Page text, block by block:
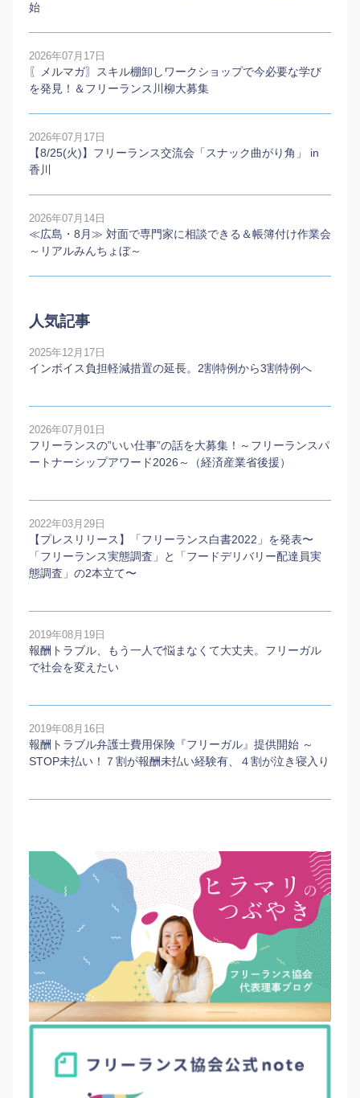
始
2026年07月17日
〖メルマガ〗スキル棚卸しワークショップで今必要な学び
を発見！＆フリーランス川柳大募集
2026年07月17日
【8/25(火)】フリーランス交流会「スナック曲がり角」 in
香川
2026年07月14日
≪広島・8月≫ 対面で専門家に相談できる＆帳簿付け作業会
～リアルみんちょぼ～
人気記事
2025年12月17日
インボイス負担軽減措置の延長。2割特例から3割特例へ
2026年07月01日
フリーランスの”いい仕事”の話を大募集！～フリーランスパ
ートナーシップアワード2026～（経済産業省後援）
2022年03月29日
【プレスリリース】「フリーランス白書2022」を発表〜
「フリーランス実態調査」と「フードデリバリー配達員実
態調査」の2本⽴て〜
2019年08月19日
報酬トラブル、もう一人で悩まなくて大丈夫。フリーガル
で社会を変えたい
2019年08月16日
報酬トラブル弁護士費用保険『フリーガル』提供開始 ～
STOP未払い！７割が報酬未払い経験有、４割が泣き寝入り